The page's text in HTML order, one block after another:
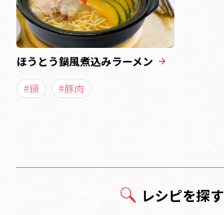
ほうとう鍋風煮込みラーメン
#鍋 #豚肉
レシピを探す